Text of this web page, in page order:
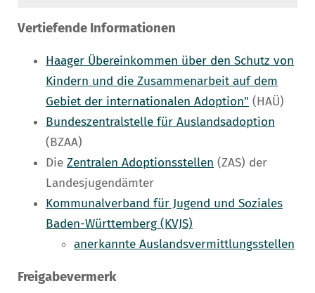
Vertiefende Informationen
Haager Übereinkommen über den Schutz von
Kindern und die Zusammenarbeit auf dem
Gebiet der internationalen Adoption" (HAÜ)
Bundeszentralstelle für Auslandsadoption
(BZAA)
Die Zentralen Adoptionsstellen (ZAS) der
Landesjugendämter
Kommunalverband für Jugend und Soziales
Baden-Württemberg (KVJS)
anerkannte Auslandsvermittlungsstellen
Freigabevermerk